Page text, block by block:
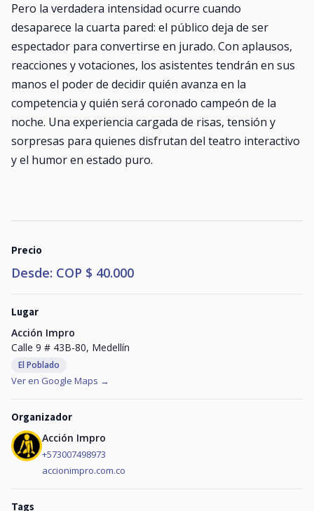
Pero la verdadera intensidad ocurre cuando
desaparece la cuarta pared: el público deja de ser
espectador para convertirse en jurado. Con aplausos,
reacciones y votaciones, los asistentes tendrán en sus
manos el poder de decidir quién avanza en la
competencia y quién será coronado campeón de la
noche. Una experiencia cargada de risas, tensión y
sorpresas para quienes disfrutan del teatro interactivo
y el humor en estado puro.
Precio
Desde: COP $ 40.000
Lugar
Acción Impro
Calle 9 # 43B-80, Medellín
El Poblado
Ver en Google Maps →
Organizador
Acción Impro
+573007498973
accionimpro.com.co
Tags